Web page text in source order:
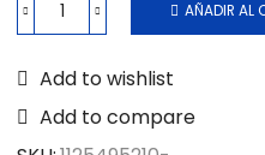
AÑADIR AL
Add to wishlist
Add to compare